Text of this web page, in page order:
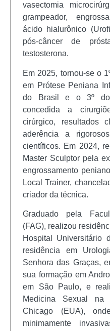
vasectomia
grampeador,
ácido hialurônico
pós-câncer de
testosterona.
Em 2025, tornou-se o
em Prótese Peniana
do Brasil e o 3º
concedida a
cirúrgico, resultados
aderência a
científicos. Em 2024,
Master Sculptor pela
engrossamento
Local Trainer,
criador da técnica.
Graduado pela
(FAG), realizou
Hospital Universitário
residência em
Senhora das Graças,
sua formação em
em São Paulo, e
Medicina Sexual na
Chicago (EUA),
minimamente